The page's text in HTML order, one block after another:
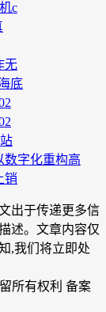
c
无
底
数字化重构高
销
出于传递更多信
述。文章内容仅
,我们将立即处
所有权利 备案